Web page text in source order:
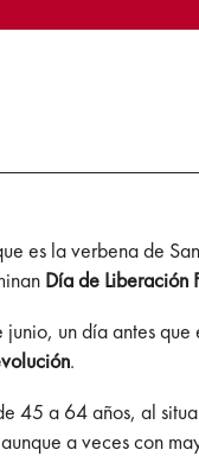
es la verbena de
Día de Liberación
un día antes
.
45 a 64 años, al
a veces con